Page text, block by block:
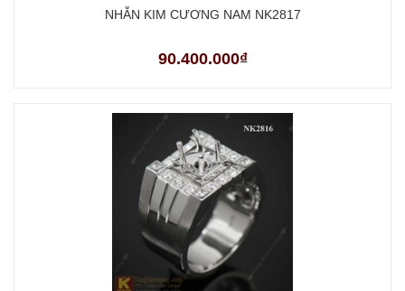
NHẪN KIM CƯƠNG NAM NK2817
90.400.000₫